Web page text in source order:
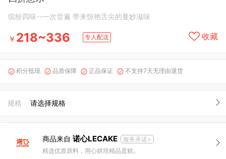
缤纷四味--一次尝遍 带来惊艳舌尖的曼妙滋味
￥ 218~336 专人配送 收藏
 积分抵现  品质保障  正品保证  不支持7天无理由退货
规格 请选择规格
商品来自 诺心LECAKE
服务承诺>
精选优质原料，用心烘培精品蛋糕。